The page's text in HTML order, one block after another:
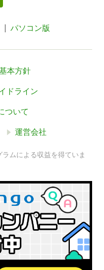
パソコン版
本方針
ドライン
ついて
運営会社
ムによる収益を得ていま